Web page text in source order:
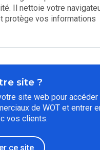
Il nettoie votre
protège vos informations
site ?
site web pour accéder
de WOT et entrer
vos clients.
ce site